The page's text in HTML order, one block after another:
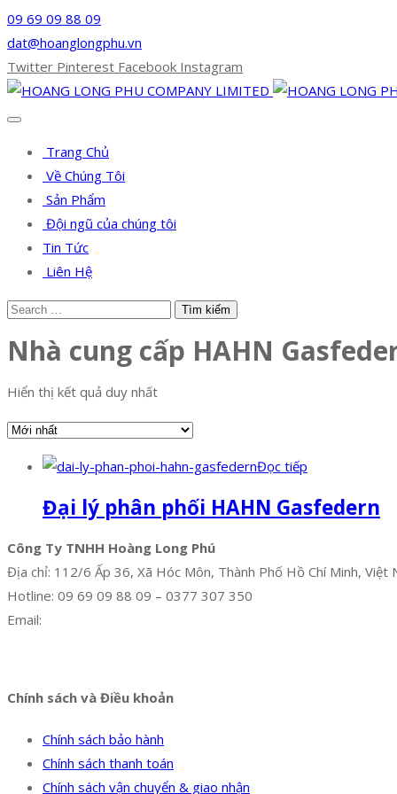
09 69 09 88 09
dat@hoanglongphu.vn
Twitter Pinterest Facebook Instagram
Trang Chủ
Về Chúng Tôi
Sản Phẩm
Đội ngũ của chúng tôi
Tin Tức
Liên Hệ
Nhà cung cấp HAHN
Hiển thị kết quả duy nhất
Đọc tiếp
Đại lý phân phối HAHN Gasfedern
Công Ty TNHH Hoàng Long Phú
Địa chỉ: 112/6 Ấp 36, Xã Hóc Môn, Thành Phố Hồ Chí Minh, Việt
Hotline: 09 69 09 88 09 – 0377 307 350
Email:
Chính sách và Điều khoản
Chính sách bảo hành
Chính sách thanh toán
Chính sách vận chuyển & giao nhận